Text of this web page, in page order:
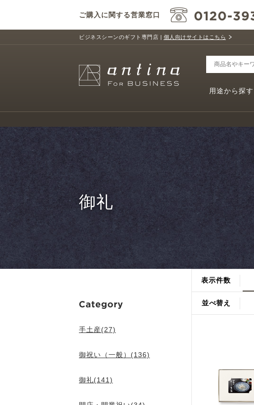
ご購入に関する営業窓口
ビジネスシーンのギフト専門店 | 個人向けサイトはこちら
用途から探す
御礼
手土産(27)
御祝い（一般）(136)
御礼(141)
表示件数
並べ替え